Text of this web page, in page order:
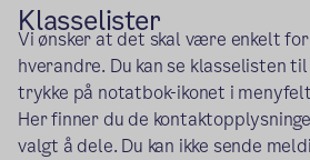
Klasselister
Vi ønsker at det skal være enkelt
hverandre. Du kan se klasselisten
trykke på notatbok-ikonet i
Her finner du de
valgt å dele. Du kan ikke sende